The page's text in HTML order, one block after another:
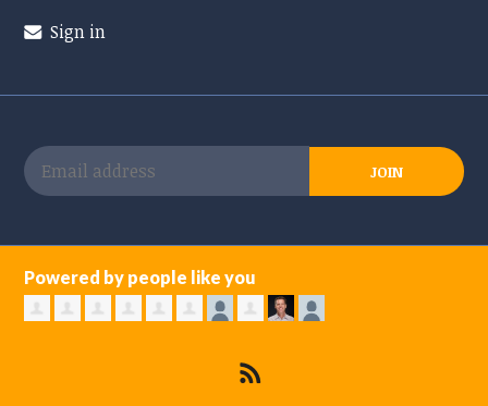
Sign in
Powered by people like you